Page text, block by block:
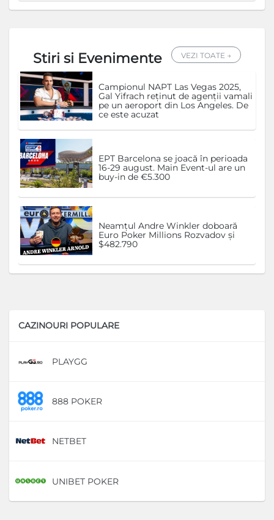
Stiri si Evenimente VEZI TOATE →
Campionul NAPT Las Vegas 2025,
Gal Yifrach reținut de agenții vamali
pe un aeroport din Los Angeles. De
ce este acuzat
EPT Barcelona se joacă în perioada
16-29 august. Main Event-ul are un
buy-in de €5.300
Neamțul Andre Winkler doboară
Euro Poker Millions Rozvadov și
$482.790
CAZINOURI POPULARE
PLAYGG
888 POKER
NETBET
UNIBET POKER